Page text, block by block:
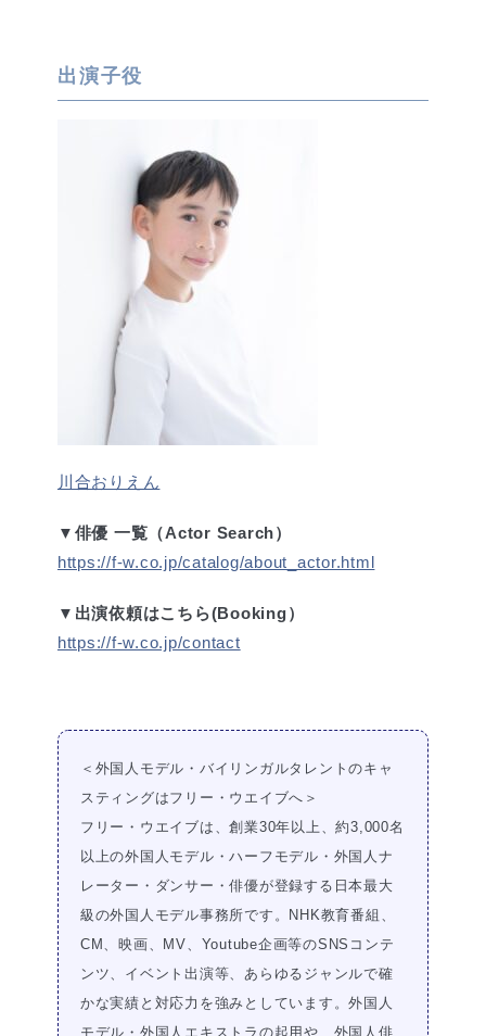
出演子役
川合おりえん
▼俳優 一覧（Actor Search）
https://f-w.co.jp/catalog/about_actor.html
▼出演依頼はこちら(Booking）
https://f-w.co.jp/contact
＜外国人モデル・バイリンガルタレントのキャ
スティングはフリー・ウエイブへ＞
フリー・ウエイブは、創業30年以上、約3,000名
以上の外国人モデル・ハーフモデル・外国人ナ
レーター・ダンサー・俳優が登録する日本最大
級の外国人モデル事務所です。NHK教育番組、
CM、映画、MV、Youtube企画等のSNSコンテ
ンツ、イベント出演等、あらゆるジャンルで確
かな実績と対応力を強みとしています。外国人
モデル・外国人エキストラの起用や、外国人俳